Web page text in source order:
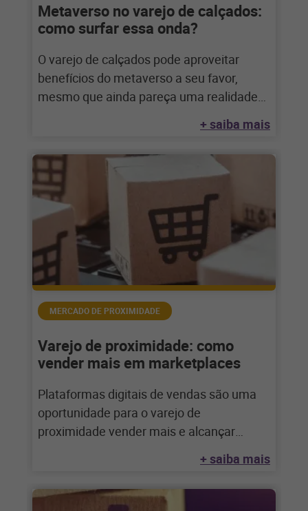
Metaverso no varejo de calçados:
como surfar essa onda?
O varejo de calçados pode aproveitar
benefícios do metaverso a seu favor,
mesmo que ainda pareça uma realidade
+ saiba mais
MERCADO DE PROXIMIDADE
Varejo de proximidade: como
vender mais em marketplaces
Plataformas digitais de vendas são uma
oportunidade para o varejo de
proximidade vender mais e alcançar
+ saiba mais